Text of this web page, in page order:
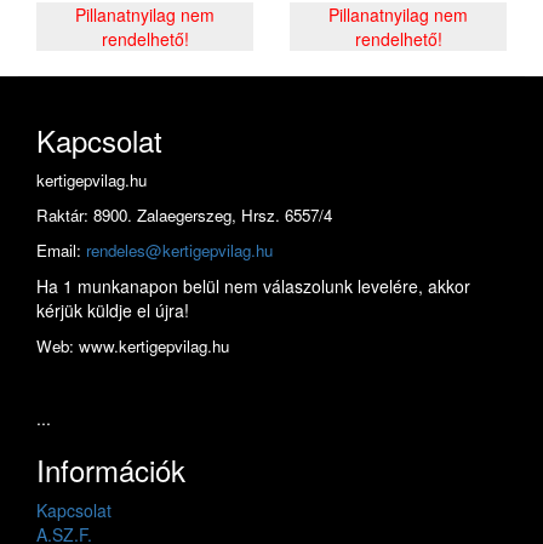
Pillanatnyilag nem
rendelhető!
Pillanatnyilag nem
rendelhető!
Kapcsolat
kertigepvilag.hu
Raktár: 8900. Zalaegerszeg, Hrsz. 6557/4
Email: rendeles@kertigepvilag.hu
Ha 1 munkanapon belül nem válaszolunk levelére, akkor
kérjük küldje el újra!
Web: www.kertigepvilag.hu
...
Információk
Kapcsolat
A.SZ.F.